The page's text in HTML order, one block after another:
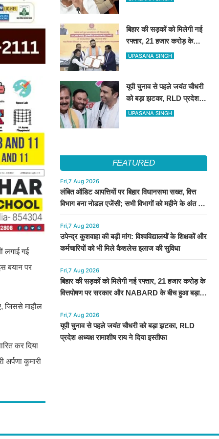
लगाई गई
बयान पर
जिससे माहौल
कर दिया
कुमारी
बिहार की सड़कों को मिलेगी नई
रफ्तार, 21 हजार करोड़ के
वित्तपोषण पर सरकार और
UPASANA SINGH
यूपी चुनाव से पहले जयंत चौधरी
को बड़ा झटका, RLD प्रदेश
अध्यक्ष रामाशीष राय ने दिया
UPASANA SINGH
FEATURED
Fri,7 Aug 2026
लंबित ऑडिट आपत्तियों पर बिहार विधानसभा सख्त, वित्त
विभाग बना नोडल एजेंसी; सभी विभागों को महीने के अंत तक
कार्रवाई के निर्देश
Fri,7 Aug 2026
उपेन्द्र कुशवाहा की बड़ी मांग: विश्वविद्यालयों के शिक्षकों और
कर्मचारियों को भी मिले कैशलेस इलाज की सुविधा
Fri,7 Aug 2026
बिहार की सड़कों को मिलेगी नई रफ्तार, 21 हजार करोड़ के
वित्तपोषण पर सरकार और NABARD के बीच हुआ बड़ा
समझौता
Fri,7 Aug 2026
यूपी चुनाव से पहले जयंत चौधरी को बड़ा झटका, RLD
प्रदेश अध्यक्ष रामाशीष राय ने दिया इस्तीफा